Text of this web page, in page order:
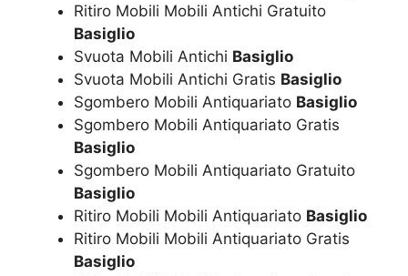
Ritiro Mobili Mobili Antichi Gratuito
Basiglio
Svuota Mobili Antichi Basiglio
Svuota Mobili Antichi Gratis Basiglio
Sgombero Mobili Antiquariato Basiglio
Sgombero Mobili Antiquariato Gratis
Basiglio
Sgombero Mobili Antiquariato Gratuito
Basiglio
Ritiro Mobili Mobili Antiquariato Basiglio
Ritiro Mobili Mobili Antiquariato Gratis
Basiglio